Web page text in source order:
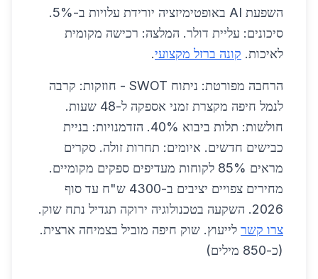
השפעת AI באופטימיזציה יורידת עלויות ב-5%.
סיכונים: עליית דולר. המלצה: רכישה מקומית
לאיכות. קונה ברזל מקצועי.
הרחבה מפורטת: ניתוח SWOT - חוזקות: קרבה
לנמל חיפה מקצרת זמני אספקה ל-48 שעות.
חולשות: תלות ביבוא 40%. הזדמנויות: בניית
כבישים חדשים. איומים: תחרות זולה. סקרים
מראים 85% לקוחות מעדיפים ספקים מקומיים.
מחירים צפויים יציבים ב-4300 ש"ח עד סוף
2026. השקעה בטכנולוגיה ירוקה תגדיל נתח שוק.
צרו קשר לייעוץ. שוק חיפה מוביל בצמיחה ארצית.
(כ-850 מילים)